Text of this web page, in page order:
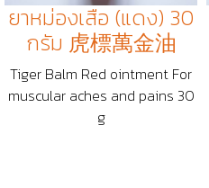
ยาหม่องเสือ (แดง) 30
กรัม 虎標萬金油
Tiger Balm Red ointment For
muscular aches and pains 30
g